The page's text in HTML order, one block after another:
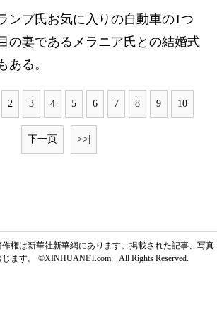
ンプ氏お気に入りの自動車の1つ
の妻であるメラニア氏との結婚式
ある。
2 3 4 5 6 7 8 9 10
下一页 >>|
作権は新華社新華網にあります。掲載された記事、写真
ます。 ©XINHUANET.com All Rights Reserved.